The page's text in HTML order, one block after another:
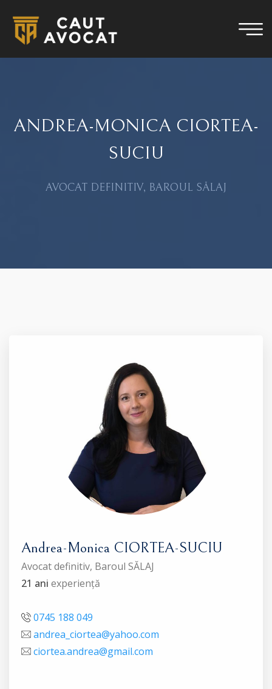
ANDREA-MONICA CIORTEA-
SUCIU
AVOCAT DEFINITIV, BAROUL SĂLAJ
Andrea-Monica CIORTEA-SUCIU
Avocat definitiv, Baroul SĂLAJ
21 ani experiență
0745 188 049
andrea_ciortea@yahoo.com
ciortea.andrea@gmail.com